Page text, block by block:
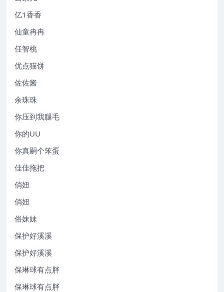
亿1香香
仙童冉冉
任智桃
优点猫饼
佐佐酱
余珠珠
你压到我腿毛
你的UU
你真嗣个笨蛋
佳佳拖把
俏妞
俏妞
俗妹妹
保护好溪溪
保护好溪溪
保琳球有点胖
保琳球有点胖